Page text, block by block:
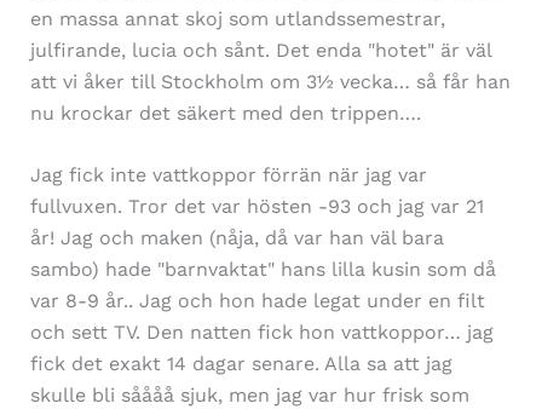
en massa annat skoj som utlandssemestrar,
julfirande, lucia och sånt. Det enda "hotet" är väl
att vi åker till Stockholm om 3½ vecka… så får han
nu krockar det säkert med den trippen….
Jag fick inte vattkoppor förrän när jag var
fullvuxen. Tror det var hösten -93 och jag var 21
år! Jag och maken (nåja, då var han väl bara
sambo) hade "barnvaktat" hans lilla kusin som då
var 8-9 år.. Jag och hon hade legat under en filt
och sett TV. Den natten fick hon vattkoppor… jag
fick det exakt 14 dagar senare. Alla sa att jag
skulle bli såååå sjuk, men jag var hur frisk som